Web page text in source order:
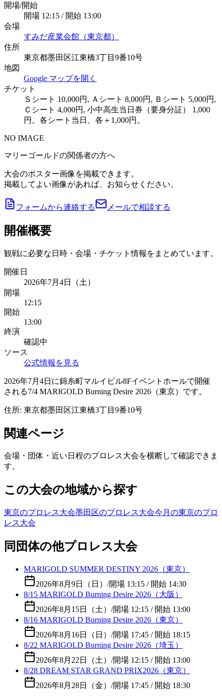
開場/開始
開場 12:15 / 開始 13:00
会場
すみだ産業会館（東京都）
住所
東京都墨田区江東橋3丁目9番10号
地図
Google マップを開く
チケット
Ｓシート 10,000円, Ａシート 8,000円, Ｂシート 5,000円,
Ｃシート 4,000円, 小中高生当日券（要身分証） 1,000
円。各シート当日、各＋1,000円。
NO IMAGE
マリーゴールドの関係者の方へ
大会のポスター画像を掲載できます。
掲載してよい画像があれば、お知らせください。
フォームから連絡する メールで相談する
開催概要
観戦に必要な日時・会場・チケット情報をまとめています。
開催日
2026年7月4日（土）
開場
12:15
開始
13:00
終演
確認中
ソース
公式情報を見る
2026年7月4日に錦糸町マルイビル8Fイベントホールで開催
される7/4 MARIGOLD Burning Desire 2026（東京）です。
住所: 東京都墨田区江東橋3丁目9番10号
関連ページ
会場・団体・近い日程のプロレス大会を横断して確認できま
す。
この大会の地域から探す
東京のプロレス大会墨田区のプロレス大会今月の東京のプロ
レス大会
同団体の他プロレス大会
MARIGOLD SUMMER DESTINY 2026（東京）
2026年8月9日（日） /開場 13:15 / 開始 14:30
8/15 MARIGOLD Burning Desire 2026（大阪）
2026年8月15日（土） /開場 12:15 / 開始 13:00
8/16 MARIGOLD Burning Desire 2026（東京）
2026年8月16日（日） /開場 17:45 / 開始 18:15
8/22 MARIGOLD Burning Desire 2026（埼玉）
2026年8月22日（土） /開場 12:15 / 開始 13:00
8/28 DREAM STAR GRAND PRIX2026（東京）
2026年8月28日（金） /開場 17:45 / 開始 18:30